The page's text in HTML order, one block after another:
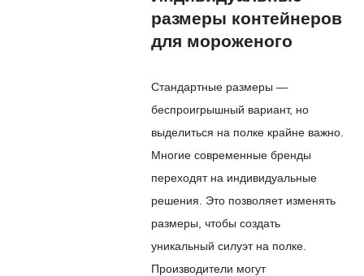
размеры контейнеров
для мороженого
Стандартные размеры —
беспроигрышный вариант, но
выделиться на полке крайне важно.
Многие современные бренды
переходят на индивидуальные
решения. Это позволяет изменять
размеры, чтобы создать
уникальный силуэт на полке.
Производители могут